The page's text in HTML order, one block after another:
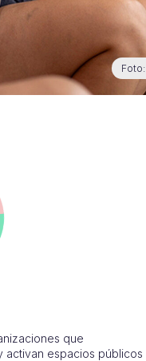
Foto:
que
activan espacios públicos